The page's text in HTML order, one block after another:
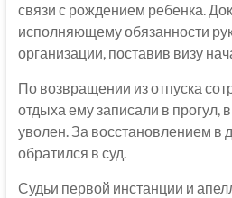
связи с рождением ребенка.
исполняющему обязанности
организации, поставив визу
По возвращении из отпуска
отдыха ему записали в прогул,
уволен. За восстановлением в
обратился в суд.
Судьи первой инстанции и